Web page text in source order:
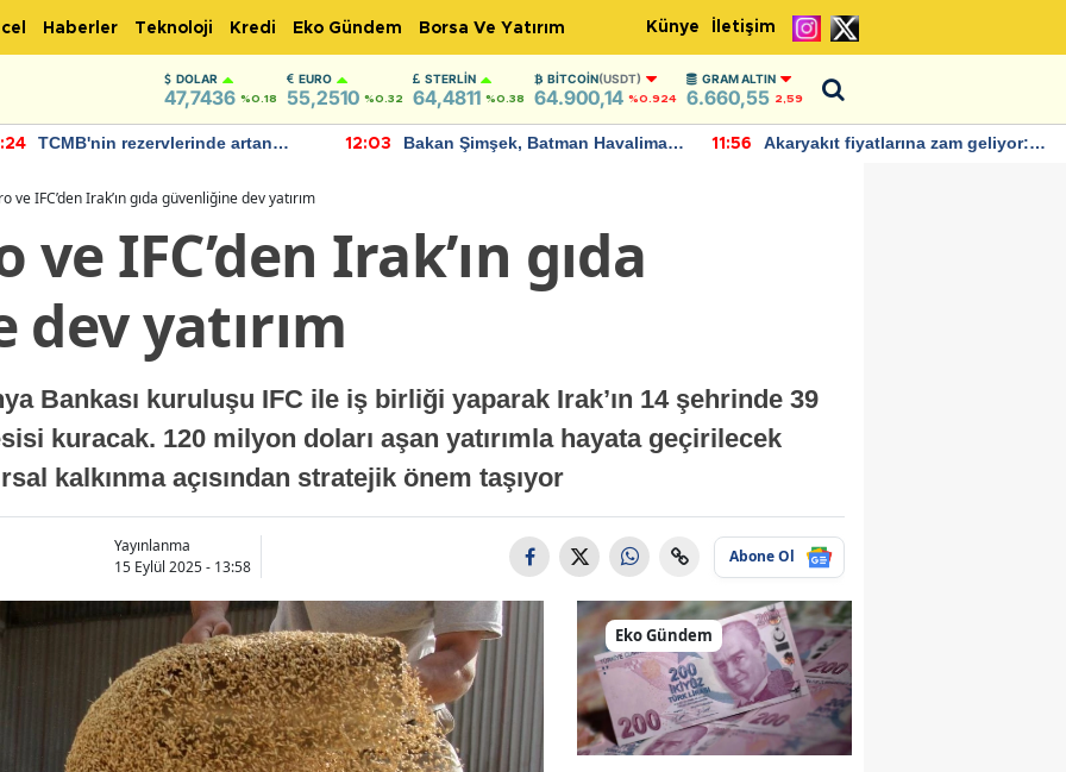
Haberler Teknoloji Kredi Eko Gündem Borsa Ve Yatırım Künye İletişim
DOLAR
47,7436 %0.18
EURO
55,2510 %0.32
STERLIN
64,4811 %0.38
BITCOIN(USDT)
64.900,14 %0.924
GRAM ALTIN
6.660,55 2,59
TCMB'nin rezervlerinde artan
12:03
Bakan Şimşek, Batman Havalimanı
11:56
Akaryakıt fiyatlarına zam geliyor:
ve IFC’den Irak’ın gıda güvenliğine dev yatırım
IFC’den Irak’ın gıda
yatırım
Bankası kuruluşu IFC ile iş birliği yaparak Irak’ın 14 şehrinde 39
kuracak. 120 milyon doları aşan yatırımla hayata geçirilecek
kalkınma açısından stratejik önem taşıyor
Yayınlanma
15 Eylül 2025 - 13:58
Abone Ol
Eko Gündem